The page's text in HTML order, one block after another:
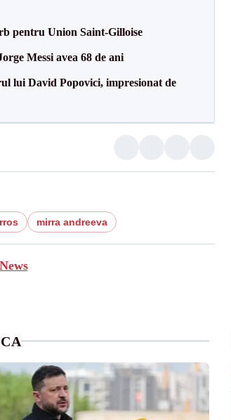
pentru Union Saint-Gilloise
Messi avea 68 de ani
lui David Popovici, impresionat de
mirra andreeva